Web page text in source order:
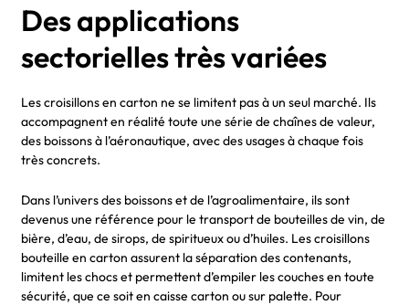
Des applications
sectorielles très variées
Les croisillons en carton ne se limitent pas à un seul marché. Ils
accompagnent en réalité toute une série de chaînes de valeur,
des boissons à l’aéronautique, avec des usages à chaque fois
très concrets.
Dans l’univers des boissons et de l’agroalimentaire, ils sont
devenus une référence pour le transport de bouteilles de vin, de
bière, d’eau, de sirops, de spiritueux ou d’huiles. Les croisillons
bouteille en carton assurent la séparation des contenants,
limitent les chocs et permettent d’empiler les couches en toute
sécurité, que ce soit en caisse carton ou sur palette. Pour